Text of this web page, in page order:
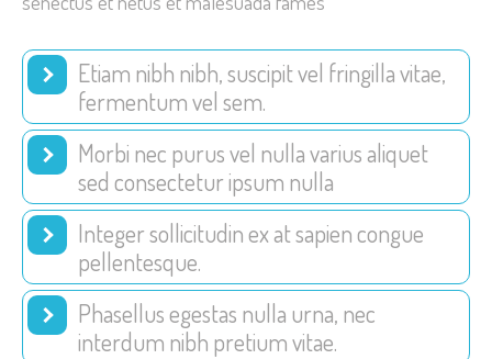
Etiam nibh nibh, suscipit vel fringilla vitae,
fermentum vel sem.
Morbi nec purus vel nulla varius aliquet
sed consectetur ipsum nulla
Integer sollicitudin ex at sapien congue
pellentesque.
Phasellus egestas nulla urna, nec
interdum nibh pretium vitae.